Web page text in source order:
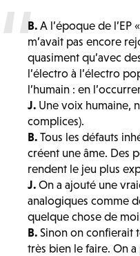
B.A l’époque de l’EP
m’avait pas encore
quasiment qu’avec
l’électro à l’électro
l’humain : en
J. Une voix humaine,
complices).
B. Tous les défauts
créent une âme. Des
rendent le jeu plus
J. On a ajouté une
analogiques comme
quelque chose de
B. Sinon on confierait
très bien le faire. On